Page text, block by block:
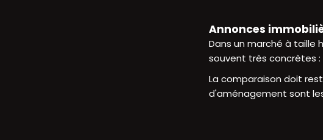
Annonces
Dans un marché à taille
souvent très concrètes :
La comparaison doit
d'aménagement sont